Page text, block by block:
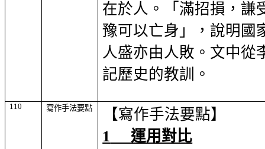
在於人。「滿招損，謙
豫可以亡身」，說明 國
人盛亦由人敗。文中從
記歷史的教訓。
110 寫作手法要點
【寫作手法要點】
1
運用對比